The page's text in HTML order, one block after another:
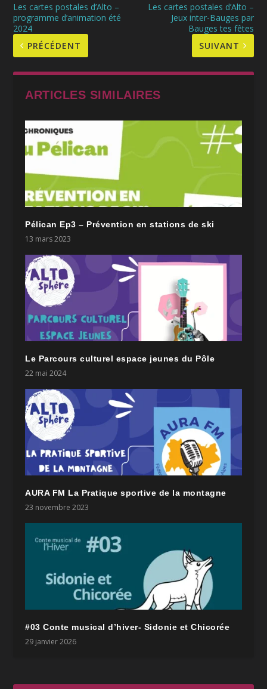
Les cartes postales d’Alto –
programme d’animation été
2024
PRÉCÉDENT
Les cartes postales d’Alto –
Jeux inter-Bauges par
Bauges tes fêtes
SUIVANT
ARTICLES SIMILAIRES
Pélican Ep3 – Prévention en stations de ski
13 mars 2023
Le Parcours culturel espace jeunes du Pôle
22 mai 2024
AURA FM La Pratique sportive de la montagne
23 novembre 2023
#03 Conte musical d’hiver- Sidonie et Chicorée
29 janvier 2026